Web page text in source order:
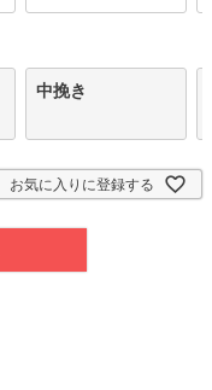
中挽き
お気に入りに登録する